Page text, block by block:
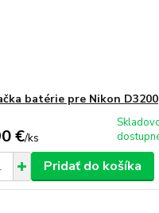
batérie pre Nikon D3200
€/ks
Pridať do košíka